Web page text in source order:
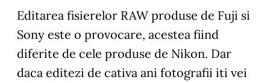
Editarea fisierelor RAW produse de Fuji si
Sony este o provocare, acestea fiind
diferite de cele produse de Nikon. Dar
daca editezi de cativa ani fotografii iti vei